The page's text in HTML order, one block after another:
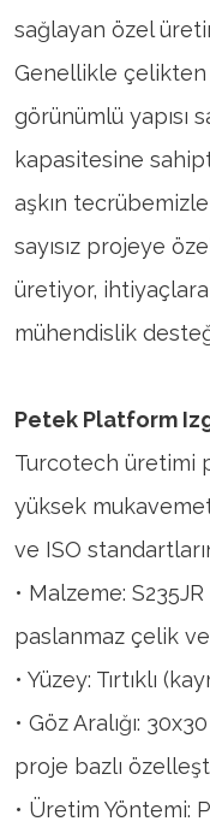
sağlayan özel
Genellikle
görünümlü yapısı
kapasitesine
aşkın tecrübemizle
sayısız projeye
üretiyor,
mühendislik
Petek Platform
Turcotech üretimi
yüksek
ve ISO
• Malzeme:
paslanmaz çelik
• Yüzey: Tırtıklı
• Göz Aralığı:
proje bazlı
• Üretim Yöntemi: